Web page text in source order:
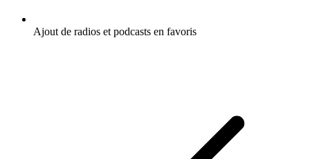
Ajout de radios et podcasts en favoris